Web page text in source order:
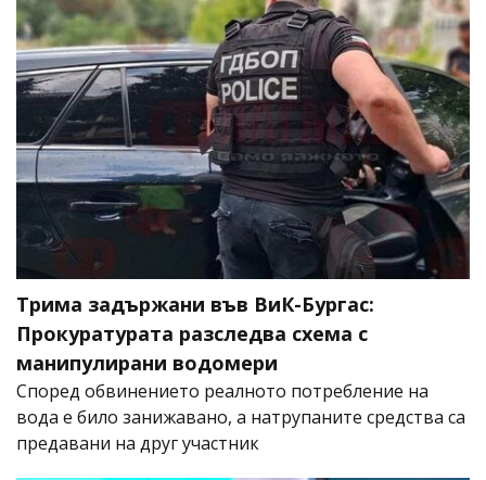
Трима задържани във ВиК-Бургас:
Прокуратурата разследва схема с
манипулирани водомери
Според обвинението реалното потребление на
вода е било занижавано, а натрупаните средства са
предавани на друг участник